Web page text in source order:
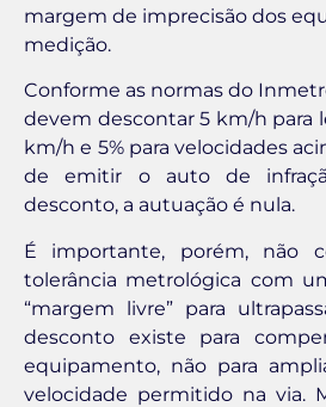
margem de imprecisão dos
medição.
Conforme as normas do
devem descontar 5 km/h para
km/h e 5% para velocidades
de emitir o auto de
desconto, a autuação é nula.
É importante, porém, não
tolerância metrológica com
“margem livre” para
desconto existe para
equipamento, não para
velocidade permitido na via.